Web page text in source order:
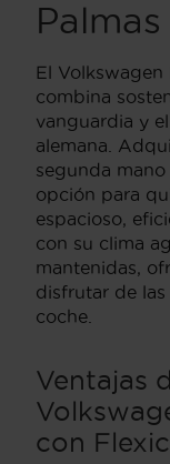
Palmas
El Volkswagen
combina
vanguardia y
alemana.
segunda mano
opción para
espacioso,
con su clima
mantenidas,
disfrutar de las
coche.
Ventajas
con